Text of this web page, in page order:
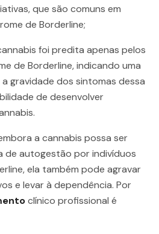
que são comuns em
de Borderline;
foi predita apenas pelos
de Borderline, indicando uma
gravidade dos sintomas dessa
de desenvolver
a cannabis possa ser
de autogestão por indivíduos
ela também pode agravar
e levar à dependência. Por
clínico profissional é